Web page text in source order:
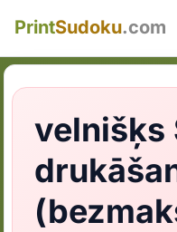
PrintSudoku.com
velnišķs